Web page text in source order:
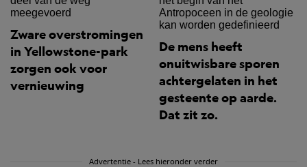
Zware overstromingen
in Yellowstone-park
zorgen ook voor
vernieuwing
De mens heeft
onuitwisbare sporen
achtergelaten in het
gesteente op aarde.
Dat zit zo.
Advertentie - Lees hieronder verder